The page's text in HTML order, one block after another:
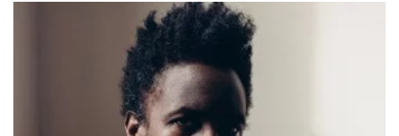
MUSIQUE AU FIL DE L’ONDE - Critique sortie Classique / Opéra